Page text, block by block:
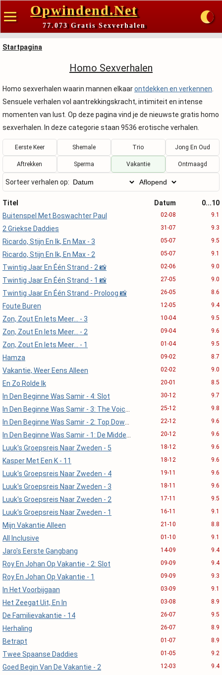
Opwindend.Net
77.073 Gratis Sexverhalen
Startpagina
Homo Sexverhalen
Homo sexverhalen waarin mannen elkaarontdekken en verkennen
Sensuele verhalen vol aantrekkingskracht, intimiteit en intense
momenten van lust. Op deze pagina vind je de nieuwste gratis homo
sexverhalen. In deze categorie staan 9536 erotische verhalen.
Eerste Keer Shemale Trio Jong En Oud
Aftrekken Sperma Vakantie Ontmaagd
Sorteer verhalen op:
Titel Datum
0...10
Buitenspel Met Boswachter Paul
02-08 9.1
2 Griekse Daddies 31-07 9.3
Ricardo, Stijn En Ik, En Max - 3 05-07 9.5
Ricardo, Stijn En Ik, En Max - 2 05-07 9.1
Twintig Jaar En Één Strand - 2 📸 02-06 9.0
Twintig Jaar En Één Strand - 1 📸 27-05 9.0
Twintig Jaar En Één Strand - Proloog 📸 26-05 8.6
Foute Buren 12-05 9.4
Zon, Zout En Iets Meer... - 3 10-04 9.5
Zon, Zout En Iets Meer... - 2 09-04 9.6
Zon, Zout En Iets Meer... - 1 01-04 9.5
Hamza 09-02 8.7
Vakantie, Weer Eens Alleen 02-02 9.0
En Zo Rolde Ik 20-01 8.5
In Den Beginne Was Samir - 4: Slot 30-12 9.7
25-12 9.8
22-12 9.6
20-12 9.6
Luuk's Groepsreis Naar Zweden - 5 18-12 9.6
Kasper Met Een K - 11 18-12 9.6
Luuk's Groepsreis Naar Zweden - 4 19-11 9.6
Luuk's Groepsreis Naar Zweden - 3 18-11 9.6
Luuk's Groepsreis Naar Zweden - 2 17-11 9.5
Luuk's Groepsreis Naar Zweden - 1 16-11 9.1
Mijn Vakantie Alleen 21-10 8.8
All Inclusive 01-10 9.1
Jaro's Eerste Gangbang 14-09 9.4
Roy En Johan Op Vakantie - 2: Slot 09-09 9.4
Roy En Johan Op Vakantie - 1 09-09 9.3
In Het Voorbijgaan 03-09 9.1
Het Zeegat Uit, En In 03-08 8.9
De Familievakantie - 14 26-07 9.5
Herhaling 26-07 8.9
Betrapt 01-07 8.9
Twee Spaanse Daddies 01-05 9.2
Goed Begin Van De Vakantie - 2 12-03 9.4